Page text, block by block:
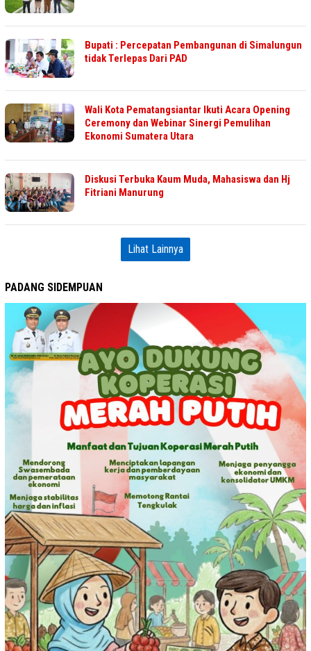
Bupati : Percepatan Pembangunan di Simalungun
tidak Terlepas Dari PAD
Wali Kota Pematangsiantar Ikuti Acara Opening
Ceremony dan Webinar Sinergi Pemulihan
Ekonomi Sumatera Utara
Diskusi Terbuka Kaum Muda, Mahasiswa dan Hj
Fitriani Manurung
Lihat Lainnya
PADANG SIDEMPUAN